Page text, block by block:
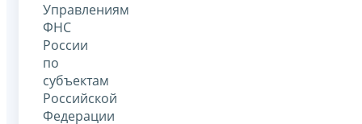
Управлениям
ФНС
России
по
субъектам
Российской
Федерации